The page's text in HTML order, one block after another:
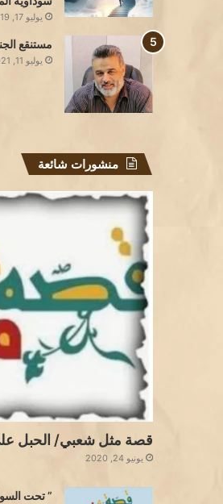
يوليو 17, 2019
مستنقع
يوليو 11, 2021
منشورات شائعة
قصة مثل شعبي/ الحبل
يونيو 24, 2020
” تحت